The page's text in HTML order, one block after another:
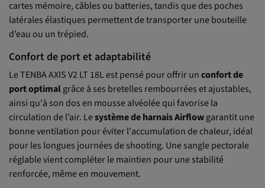
cartes mémoire, câbles ou batteries, tandis que des poches
latérales élastiques permettent de transporter une bouteille
d’eau ou un trépied.
Confort de port et adaptabilité
Le TENBA AXIS V2 LT 18L est pensé pour offrir unconfort de
port optimalgrâce à ses bretelles rembourrées et ajustables,
ainsi qu'à son dos en mousse alvéolée qui favorise la
circulation de l’air. Lesystème de harnais Airflowgarantit une
bonne ventilation pour éviter l'accumulation de chaleur, idéal
pour les longues journées de shooting. Une sangle pectorale
réglable vient compléter le maintien pour une stabilité
renforcée, même en mouvement.